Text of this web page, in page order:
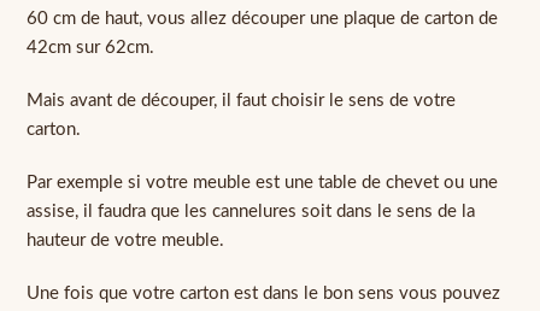
60 cm de haut, vous allez découper une plaque de carton de
42cm sur 62cm.
Mais avant de découper, il faut choisir le sens de votre
carton.
Par exemple si votre meuble est une table de chevet ou une
assise, il faudra que les cannelures soit dans le sens de la
hauteur de votre meuble.
Une fois que votre carton est dans le bon sens vous pouvez